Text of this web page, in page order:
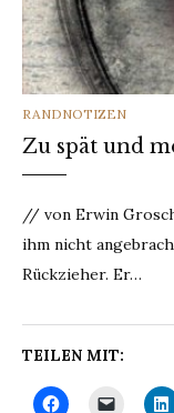
CATEGORIES
RANDNOTIZEN
Zu spät und
// von Erwin
ihm nicht
Rückzieher. Er…
TEILEN MIT: